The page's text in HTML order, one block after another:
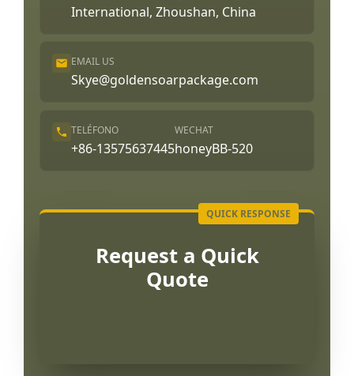
International, Zhoushan, China
EMAIL US
Skye@goldensoarpackage.com
TELÉFONO
+86-13575637445
WECHAT
honeyBB-520
Request a Quick
Quote